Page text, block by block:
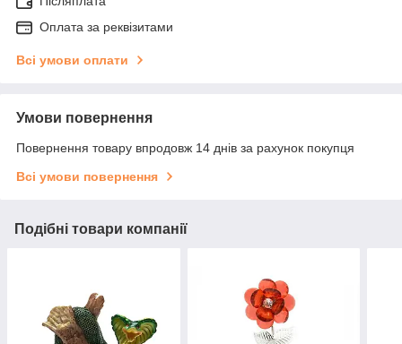
Оплата за реквізитами
Всі умови оплати
Умови повернення
Повернення товару впродовж 14 днів за рахунок покупця
Всі умови повернення
Подібні товари компанії